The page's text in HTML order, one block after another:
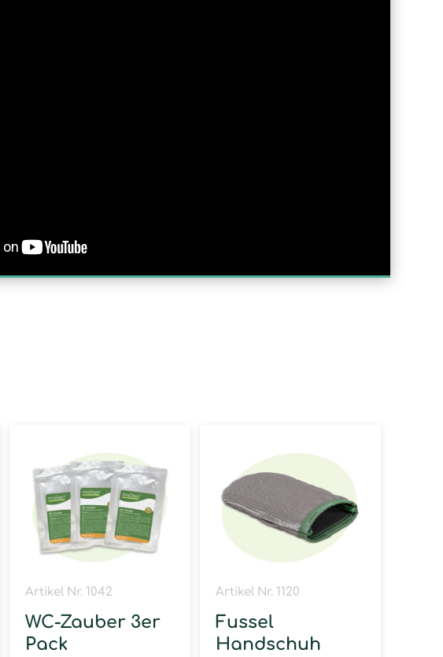
Artikel Nr. 1042
WC-Zauber 3er
Pack
Artikel Nr. 1120
Fussel
Handschuh